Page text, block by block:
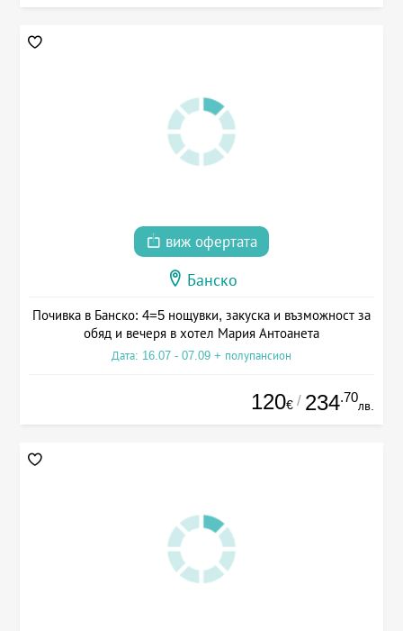
виж офертата
Банско
Почивка в Банско: 4=5 нощувки, закуска и възможност за
обяд и вечеря в хотел Мария Антоанета
Дата: 16.07 - 07.09 + полупансион
120€ / 234.70
лв.